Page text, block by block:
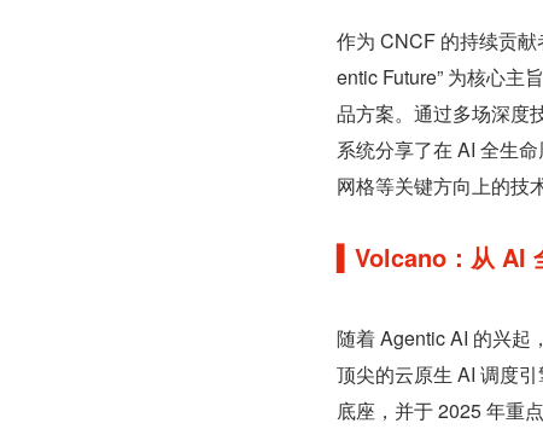
作为 CNCF 的持续贡
entic Future” 为核心主
品方案。通过多场深度
系统分享了在 AI 全生
网格等关键方向上的技
▍Volcano：从 AI
随着 Agentic AI 的兴起
顶尖的云原生 AI 调度
底座，并于 2025 年重